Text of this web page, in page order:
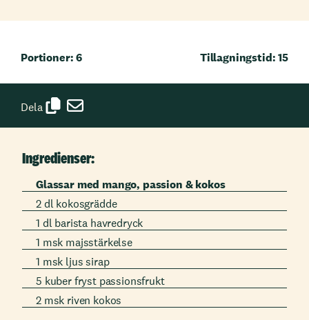
Portioner: 6 Tillagningstid: 15
Dela
Ingredienser:
Glassar med mango, passion & kokos
2 dl kokosgrädde
1 dl barista havredryck
1 msk majsstärkelse
1 msk ljus sirap
5 kuber fryst passionsfrukt
2 msk riven kokos